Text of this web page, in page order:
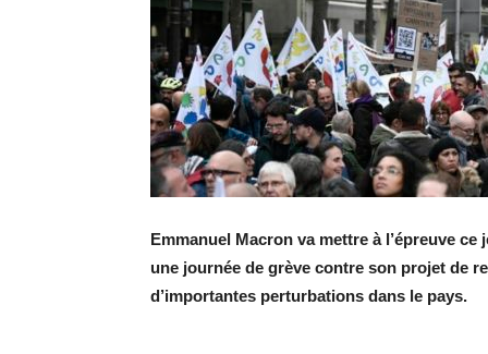
Emmanuel Macron va mettre à l’épreuve
une journée de grève contre son projet de
d’importantes perturbations dans le pays.